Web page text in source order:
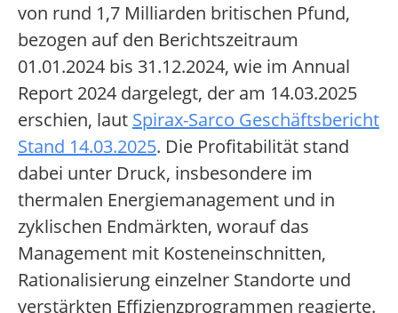
von rund 1,7 Milliarden britischen Pfund,
bezogen auf den Berichtszeitraum
01.01.2024 bis 31.12.2024, wie im Annual
Report 2024 dargelegt, der am 14.03.2025
erschien, laut Spirax-Sarco Geschäftsbericht
Stand 14.03.2025. Die Profitabilität stand
dabei unter Druck, insbesondere im
thermalen Energiemanagement und in
zyklischen Endmärkten, worauf das
Management mit Kosteneinschnitten,
Rationalisierung einzelner Standorte und
verstärkten Effizienzprogrammen reagierte.